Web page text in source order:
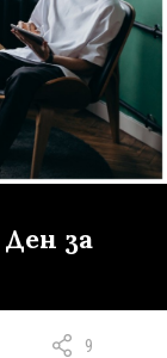
Ден за
9